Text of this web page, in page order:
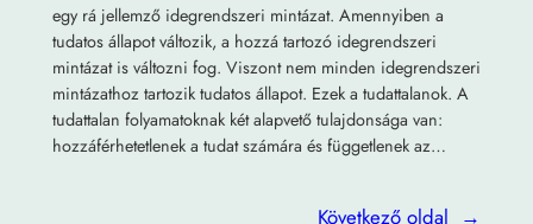
egy rá jellemző idegrendszeri mintázat. Amennyiben a
tudatos állapot változik, a hozzá tartozó idegrendszeri
mintázat is változni fog. Viszont nem minden idegrendszeri
mintázathoz tartozik tudatos állapot. Ezek a tudattalanok. A
tudattalan folyamatoknak két alapvető tulajdonsága van:
hozzáférhetetlenek a tudat számára és függetlenek az…
Következő oldal →